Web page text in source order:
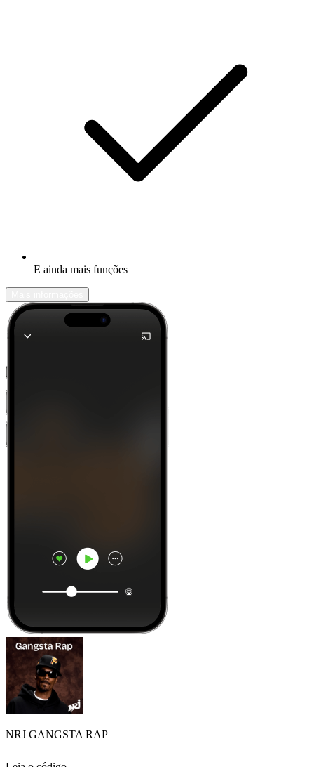
E ainda mais funções
NRJ GANGSTA RAP